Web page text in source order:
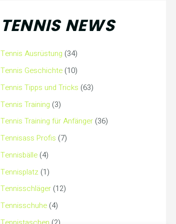
TENNIS NEWS
Tennis Ausrüstung (34)
Tennis Geschichte(10)
Tennis Tipps und Tricks (63)
Tennis Training (3)
Tennis Training für Anfänger(36)
Tennisass Profis (7)
Tennisbälle(4)
Tennisplatz(1)
Tennisschläger(12)
Tennisschuhe(4)